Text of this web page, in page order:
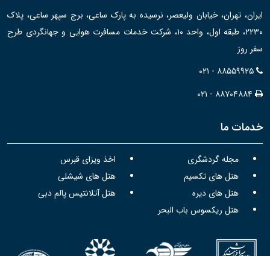
ایران، تهران، خیابان ولیعصر، نرسیده به پارک ساعی، برج سپهر ساعی، پلاک
۲۲۳۰، طبقه اول، واحد ۱۰، شرکت خدمات مسافرت هوایی و جهانگردی طرح
سفر روز
۰۲۱ - ۸۸۵۵۹۹۲۵
۰۲۱ - ۸۸۷۰۴۸۸۴
خدمات ما
مجله گردشگری
اخذ ویزای قبرس
هتل های تکسیم
هتل های شیشلی
هتل های دیره
هتل آتلانتیس پالم دبی
هتل ریکسوس باب البحر